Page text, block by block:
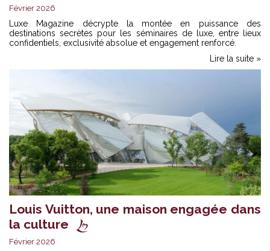
Février 2026
Luxe Magazine décrypte la montée en puissance des
destinations secrètes pour les séminaires de luxe, entre lieux
confidentiels, exclusivité absolue et engagement renforcé.
Lire la suite »
Louis Vuitton, une maison engagée dans
la culture
Février 2026